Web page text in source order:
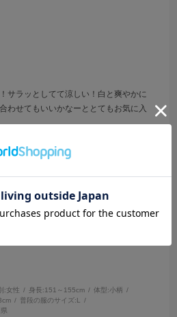
サラッとしてて涼しい！白と爽やかに
わせてもいいかなーととてもお気に入
参考になった
2026.6.3
:女性 身長:151～155cm 体型:小柄
普段の服のサイズ:L